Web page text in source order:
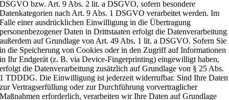
DSGVO bzw. Art. 9 Abs. 2 lit. a DSGVO, sofern besondere
Datenkategorien nach Art. 9 Abs. 1 DSGVO verarbeitet werden. Im
Falle einer ausdrücklichen Einwilligung in die Übertragung
personenbezogener Daten in Drittstaaten erfolgt die Datenverarbeitung
außerdem auf Grundlage von Art. 49 Abs. 1 lit. a DSGVO. Sofern Sie
in die Speicherung von Cookies oder in den Zugriff auf Informationen
in Ihr Endgerät (z. B. via Device-Fingerprinting) eingewilligt haben,
erfolgt die Datenverarbeitung zusätzlich auf Grundlage von § 25 Abs.
1 TDDDG. Die Einwilligung ist jederzeit widerrufbar. Sind Ihre Daten
zur Vertragserfüllung oder zur Durchführung vorvertraglicher
Maßnahmen erforderlich, verarbeiten wir Ihre Daten auf Grundlage